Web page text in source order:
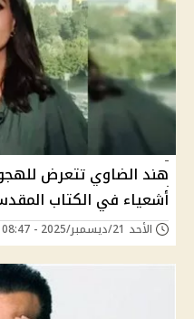
هند الضاوي تتعرض
أشعياء في الكتاب
الأحد 21/ديسمبر/2025 - 08:47 م